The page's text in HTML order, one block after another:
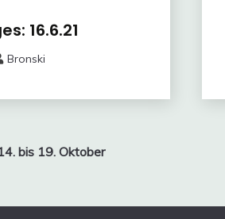
16.6.21
Bronski
bis 19. Oktober